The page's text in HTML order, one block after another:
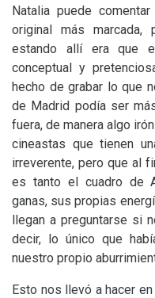
Natalia puede
original más
estando allí era que
conceptual y
hecho de grabar lo que
de Madrid podía ser
fuera, de manera algo
cineastas que tienen
irreverente, pero que al
es tanto el cuadro de
ganas, sus propias
llegan a preguntarse si
decir, lo único que
nuestro propio
Esto nos llevó a hacer